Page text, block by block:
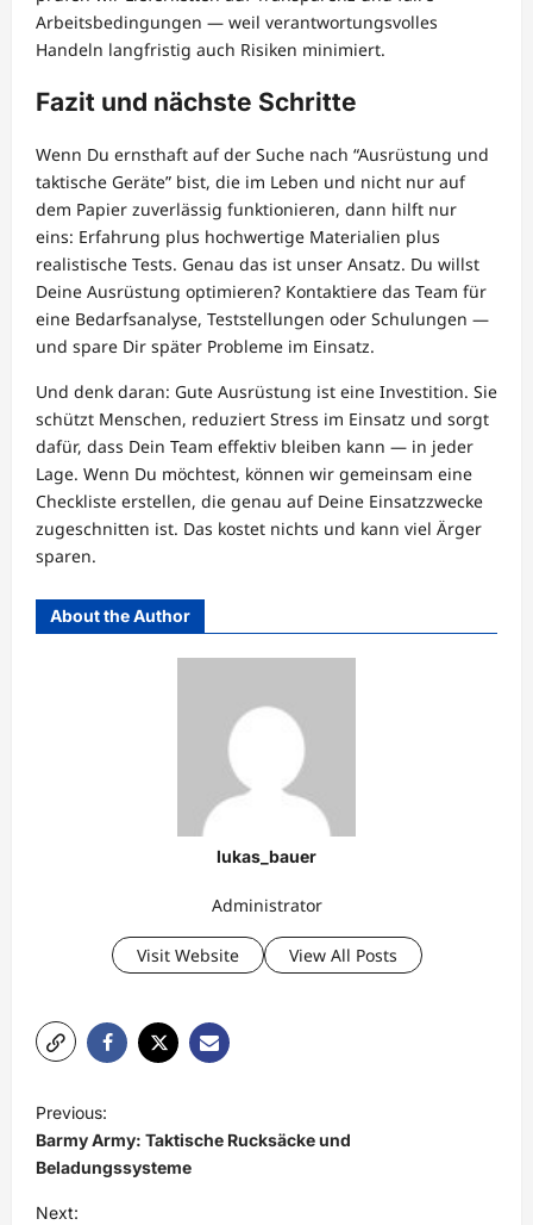
Arbeitsbedingungen — weil verantwortungsvolles
Handeln langfristig auch Risiken minimiert.
Fazit und nächste Schritte
Wenn Du ernsthaft auf der Suche nach “Ausrüstung und
taktische Geräte” bist, die im Leben und nicht nur auf
dem Papier zuverlässig funktionieren, dann hilft nur
eins: Erfahrung plus hochwertige Materialien plus
realistische Tests. Genau das ist unser Ansatz. Du willst
Deine Ausrüstung optimieren? Kontaktiere das Team für
eine Bedarfsanalyse, Teststellungen oder Schulungen —
und spare Dir später Probleme im Einsatz.
Und denk daran: Gute Ausrüstung ist eine Investition. Sie
schützt Menschen, reduziert Stress im Einsatz und sorgt
dafür, dass Dein Team effektiv bleiben kann — in jeder
Lage. Wenn Du möchtest, können wir gemeinsam eine
Checkliste erstellen, die genau auf Deine Einsatzzwecke
zugeschnitten ist. Das kostet nichts und kann viel Ärger
sparen.
About the Author
lukas_bauer
Administrator
Visit Website View All Posts
o
s
t
Previous:
Barmy Army: Taktische Rucksäcke und
Beladungssysteme
Next: